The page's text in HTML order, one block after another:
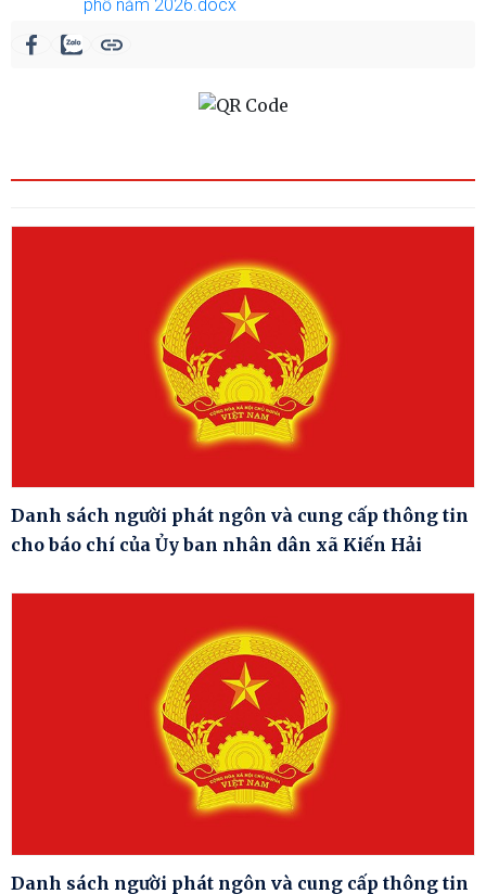
phố năm 2026.docx
Danh sách người phát ngôn và cung cấp thông tin
cho báo chí của Ủy ban nhân dân xã Kiến Hải
Danh sách người phát ngôn và cung cấp thông tin